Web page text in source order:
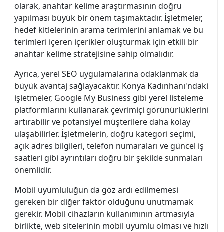
olarak, anahtar kelime araştırmasının doğru
yapılması büyük bir önem taşımaktadır. İşletmeler,
hedef kitlelerinin arama terimlerini anlamak ve bu
terimleri içeren içerikler oluşturmak için etkili bir
anahtar kelime stratejisine sahip olmalıdır.
Ayrıca, yerel SEO uygulamalarına odaklanmak da
büyük avantaj sağlayacaktır. Konya Kadınhanı'ndaki
işletmeler, Google My Business gibi yerel listeleme
platformlarını kullanarak çevrimiçi görünürlüklerini
artırabilir ve potansiyel müşterilere daha kolay
ulaşabilirler. İşletmelerin, doğru kategori seçimi,
açık adres bilgileri, telefon numaraları ve güncel iş
saatleri gibi ayrıntıları doğru bir şekilde sunmaları
önemlidir.
Mobil uyumluluğun da göz ardı edilmemesi
gereken bir diğer faktör olduğunu unutmamak
gerekir. Mobil cihazların kullanımının artmasıyla
birlikte, web sitelerinin mobil uyumlu olması ve hızlı